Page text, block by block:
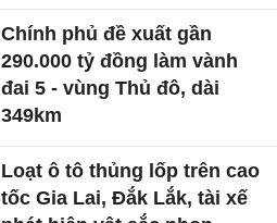
Chính phủ đề xuất gần
290.000 tỷ đồng làm vành
đai 5 - vùng Thủ đô, dài
349km
Loạt ô tô thủng lốp trên cao
tốc Gia Lai, Đắk Lắk, tài xế